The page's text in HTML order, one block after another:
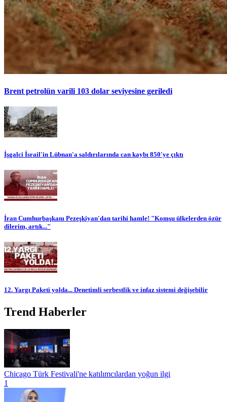
Brent petrolün varili 103 dolar seviyesine geriledi
İşgalci İsrail'in Lübnan'a saldırılarında can kaybı 850'ye çıktı
İran Cumhurbaşkanı Pezeşkiyan'dan tarihi hamle! "Komşu ülkelerden özür
dilerim, artık..."
12. Yargı Paketi yolda... Denetimli serbestlik ve infaz sistemi değişebilir
Trend Haberler
Chicago Türk Festivali'ne katılımcılardan yoğun ilgi
1